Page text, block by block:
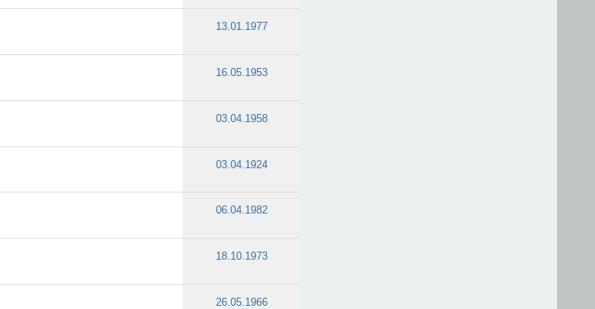
13.01.1977
16.05.1953
03.04.1958
03.04.1924
06.04.1982
18.10.1973
26.05.1966